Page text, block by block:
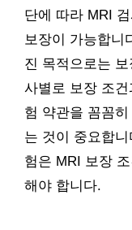
단에 따라 MRI
보장이 가능합니
진 목적으로는
사별로 보장 조
험 약관을 꼼꼼
는 것이 중요합
험은 MRI 보장
해야 합니다.